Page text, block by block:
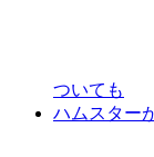
ついても
ハムスター